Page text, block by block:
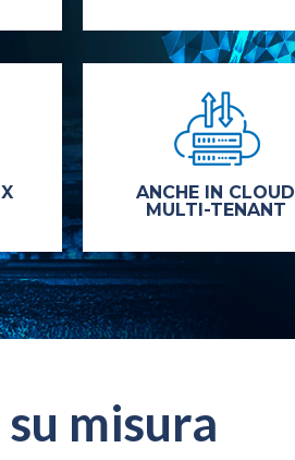
ANCHE IN CLOUD
MULTI-TENANT
misura